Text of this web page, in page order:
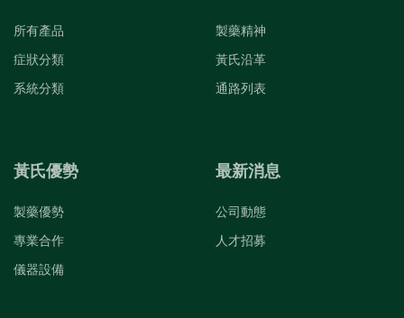
所有產品
症狀分類
系統分類
製藥精神
黃氏沿革
通路列表
黃氏優勢
製藥優勢
專業合作
儀器設備
最新消息
公司動態
人才招募